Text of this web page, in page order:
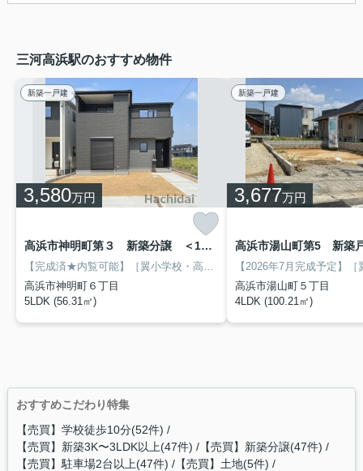
三河高浜駅のおすすめ物件
新築一戸建
3,580万円
高浜市神明町第３ 新築分譲 ＜1号棟＞
◎5LDK物件です！！
高浜市神明町６丁目
5LDK (56.31㎡)
新築一戸建
3,677万円
高浜市湯山町第5 新築
高浜市湯山町５丁目
4LDK (100.21㎡)
おすすめこだわり特集
【売買】学校徒歩10分(52件)
【売買】新築3K〜3LDK以上(47件) 【売買】新築分譲(47件)
【売買】駐車場2台以上(47件) 【売買】土地(5件)